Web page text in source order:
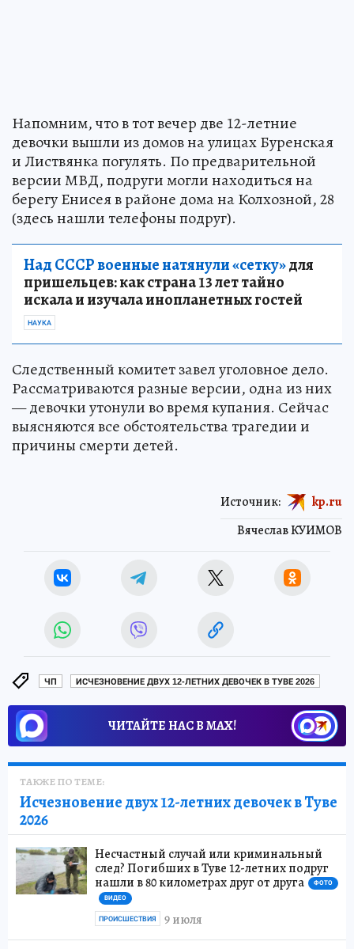
Напомним, что в тот вечер две 12-летние
девочки вышли из домов на улицах Буренская
и Листвянка погулять. По предварительной
версии МВД, подруги могли находиться на
берегу Енисея в районе дома на Колхозной, 28
(здесь нашли телефоны подруг).
Над СССР военные натянули «сетку»для
пришельцев: как страна 13 лет тайно
искала и изучала инопланетных гостей
НАУКА
Следственный комитет завел уголовное дело.
Рассматриваются разные версии, одна из них
— девочки утонули во время купания. Сейчас
выясняются все обстоятельства трагедии и
причины смерти детей.
Вячеслав КУИМОВ
Источник: kp.ru
ЧП ИСЧЕЗНОВЕНИЕ ДВУХ 12-ЛЕТНИХ ДЕВОЧЕК В ТУВЕ 2026
ЧИТАЙТЕ НАС В МАХ!
ТАКЖЕ ПО ТЕМЕ:
Исчезновение двух 12-летних девочек в Туве
2026
Несчастный случай или криминальный
след? Погибших в Туве 12-летних подруг
нашли в 80 километрах друг от друга
ФОТО
ВИДЕО
9 июля
ПРОИСШЕСТВИЯ